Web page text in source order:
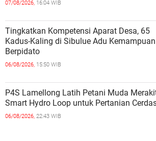
07/08/2026, 16:04 WIB
Tingkatkan Kompetensi Aparat Desa, 65
Kadus-Kaling di Sibulue Adu Kemampuan
Berpidato
06/08/2026, 15:50 WIB
P4S Lamellong Latih Petani Muda
Smart Hydro Loop untuk Pertanian
06/08/2026, 22:43 WIB